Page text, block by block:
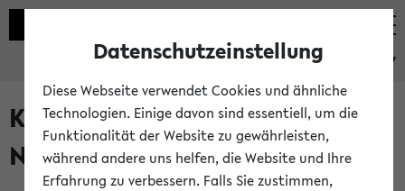
eKVV
Kalenderintegration und
Newsfeeds
Datenschutzeinstellung
Diese Webseite verwendet Cookies und ähnliche
Technologien. Einige davon sind essentiell, um die
Funktionalität der Website zu gewährleisten,
während andere uns helfen, die Website und Ihre
Erfahrung zu verbessern. Falls Sie zustimmen,